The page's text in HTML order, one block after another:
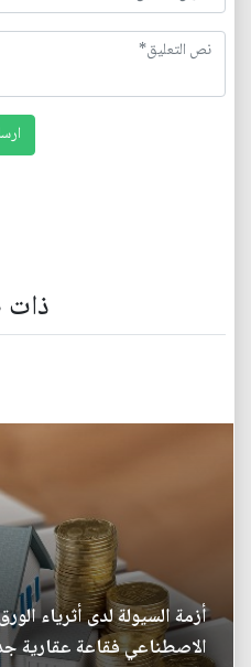
أزمة السيولة لدى أثرياء
الاصطناعي فقاعة عقارية